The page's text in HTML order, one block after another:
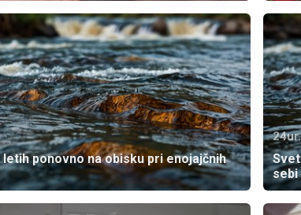
ponovno na obisku pri enojajčnih
sebi